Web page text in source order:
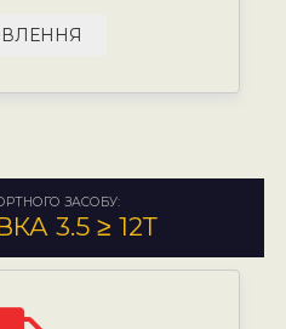
ЗАСОБУ:
3.5 ≥ 12Т